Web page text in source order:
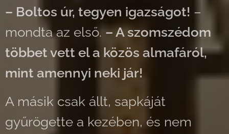
– Boltos úr, tegyen igazságot! –
mondta az első.– A szomszédom
többet vett el a közös almafáról,
mint amennyi neki jár!
A másik csak állt, sapkáját
gyűrögette a kezében, és nem